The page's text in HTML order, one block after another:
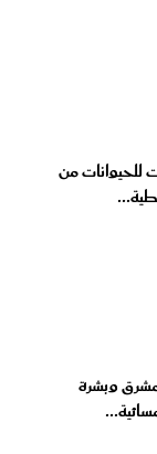
من
وبشرة